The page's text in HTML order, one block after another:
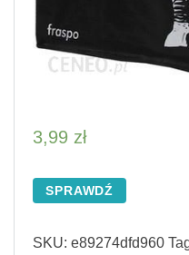
3,99 zł
SPRAWDŹ
SKU: e89274dfd960